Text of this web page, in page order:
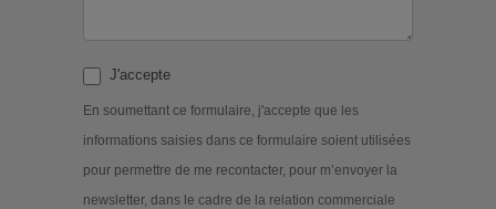
J'accepte
En soumettant ce formulaire, j'accepte que les
informations saisies dans ce formulaire soient utilisées
pour permettre de me recontacter, pour m’envoyer la
newsletter, dans le cadre de la relation commerciale